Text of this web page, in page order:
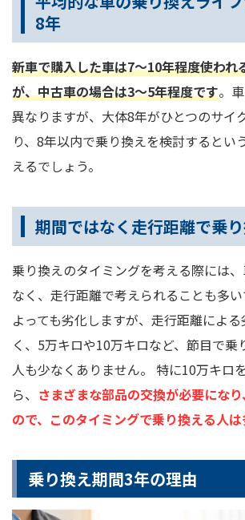
8年
新車で購入した車は7～10年程度使われ
が、中古車の場合は3～5年程度です。
異なりますが、大体8年がひとつのサイ
り、8年以内で乗り換えを検討するとい
えるでしょう。
期間ではなく走行距離で乗
乗り換えのタイミングを考える際には
なく、走行距離で考えられることも多
よっても劣化しますが、走行距離によ
く、5万キロや10万キロなど、節目で乗
人も少なくありません。 特に10万キロ
ら、 さまざまな部品の交換が必要にな
ので、このタイミングで乗り換える人
乗り換え期間3年の理由